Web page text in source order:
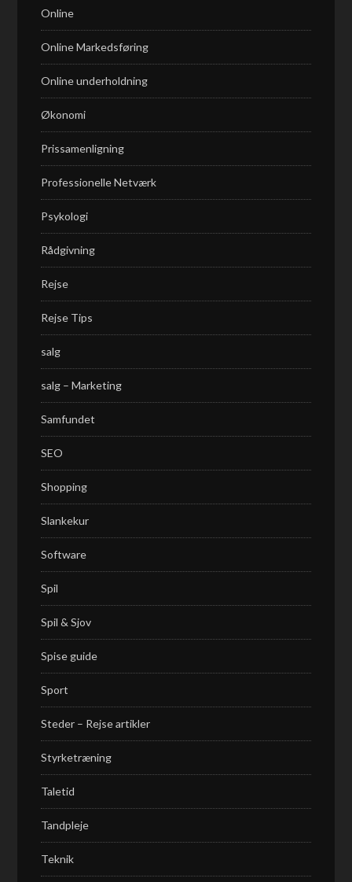
Online
Online Markedsføring
Online underholdning
Økonomi
Prissamenligning
Professionelle Netværk
Psykologi
Rådgivning
Rejse
Rejse Tips
salg
salg – Marketing
Samfundet
SEO
Shopping
Slankekur
Software
Spil
Spil & Sjov
Spise guide
Sport
Steder – Rejse artikler
Styrketræning
Taletid
Tandpleje
Teknik